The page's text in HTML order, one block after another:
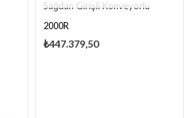
Sağdan Girişli Konveyörlü
2000R
₺447.379,50